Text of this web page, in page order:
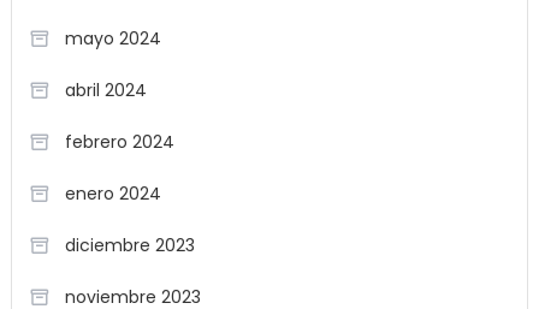
mayo 2024
abril 2024
febrero 2024
enero 2024
diciembre 2023
noviembre 2023